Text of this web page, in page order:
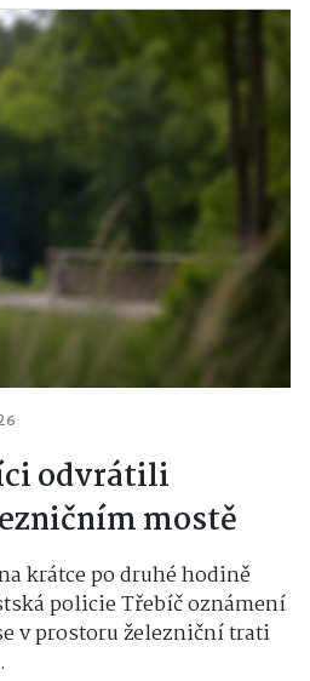
odvrátili
mostě
krátce po druhé hodině
policie Třebíč oznámení
v prostoru železniční trati